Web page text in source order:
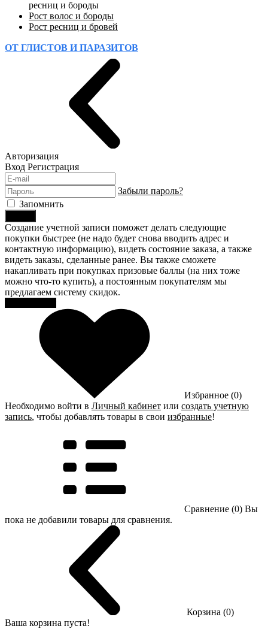
ресниц и бороды
Рост волос и бороды
Рост ресниц и бровей
ОТ ГЛИСТОВ И ПАРАЗИТОВ
Авторизация
Вход Регистрация
Забыли пароль?
Запомнить
Создание учетной записи поможет делать следующие
покупки быстрее (не надо будет снова вводить адрес и
контактную информацию), видеть состояние заказа, а также
видеть заказы, сделанные ранее. Вы также сможете
накапливать при покупках призовые баллы (на них тоже
можно что-то купить), а постоянным покупателям мы
предлагаем систему скидок.
Избранное (0)
Необходимо войти в Личный кабинет или создать учетную
запись, чтобы добавлять товары в свои избранные!
Сравнение (0) Вы
пока не добавили товары для сравнения.
Корзина (0)
Ваша корзина пуста!